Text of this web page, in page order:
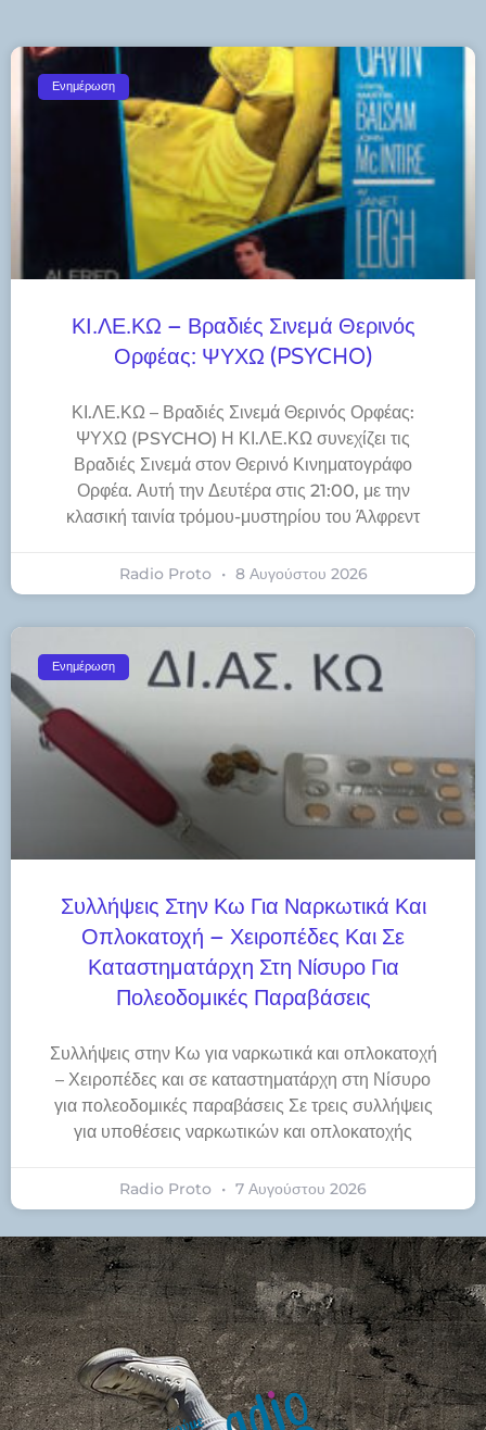
Ενημέρωση
ΚΙ.ΛΕ.ΚΩ – Βραδιές Σινεμά Θερινός
Ορφέας: ΨΥΧΩ (PSYCHO)
ΚΙ.ΛΕ.ΚΩ – Βραδιές Σινεμά Θερινός Ορφέας:
ΨΥΧΩ (PSYCHO) Η ΚΙ.ΛΕ.ΚΩ συνεχίζει τις
Βραδιές Σινεμά στον Θερινό Κινηματογράφο
Ορφέα. Αυτή την Δευτέρα στις 21:00, με την
κλασική ταινία τρόμου-μυστηρίου του Άλφρεντ
Radio Proto 8 Αυγούστου 2026
Ενημέρωση
Συλλήψεις Στην Κω Για Ναρκωτικά Και
Οπλοκατοχή – Χειροπέδες Και Σε
Καταστηματάρχη Στη Νίσυρο Για
Πολεοδομικές Παραβάσεις
Συλλήψεις στην Κω για ναρκωτικά και οπλοκατοχή
– Χειροπέδες και σε καταστηματάρχη στη Νίσυρο
για πολεοδομικές παραβάσεις Σε τρεις συλλήψεις
για υποθέσεις ναρκωτικών και οπλοκατοχής
Radio Proto 7 Αυγούστου 2026